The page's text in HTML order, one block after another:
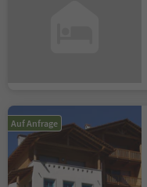
Auf Anfrage